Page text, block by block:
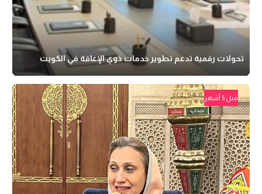
تحولات رقمية تدعم تطوير خدمات ذوي الإعاقة في الكويت
قبل 5 أشهر